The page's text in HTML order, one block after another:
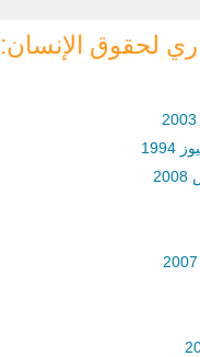
الإنسان: 1990-2010